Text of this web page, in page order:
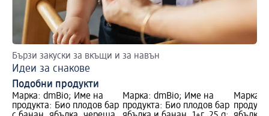
Бързи закуски за вкъщи и за навън
Идеи за снакове
Подобни продукти
Марка: dmBio; Име на
продукта: Био плодов бар
Марка: dmBio; Име на
продукта: Био плодов бар
Марка: